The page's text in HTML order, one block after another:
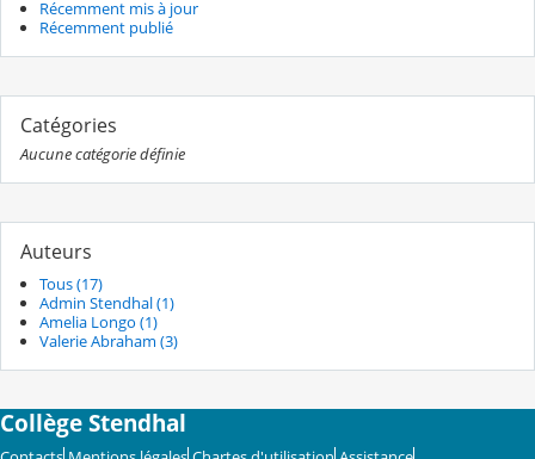
Récemment mis à jour
Récemment publié
Catégories
Aucune catégorie définie
Auteurs
Tous (17)
Admin Stendhal (1)
Amelia Longo (1)
Valerie Abraham (3)
Collège Stendhal